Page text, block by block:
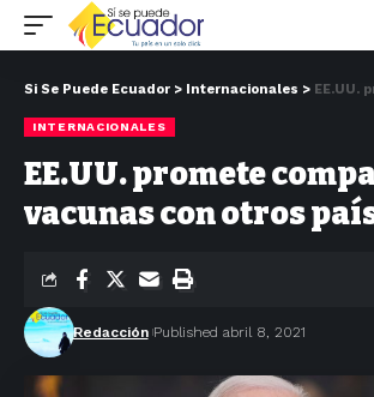
Si Se Puede Ecuador > Internacionales > EE.UU.
INTERNACIONALES
EE.UU. promete
vacunas con otros
Redacción Published abril 8, 2021